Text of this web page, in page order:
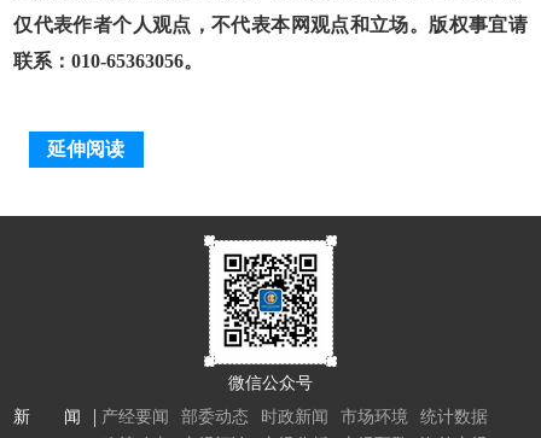
仅代表作者个人观点，不代表本网观点和立场。版权事宜请
联系：010-65363056。
延伸阅读
微信公众号
新 闻
产经要闻 部委动态 时政新闻 市场环境
统计数据